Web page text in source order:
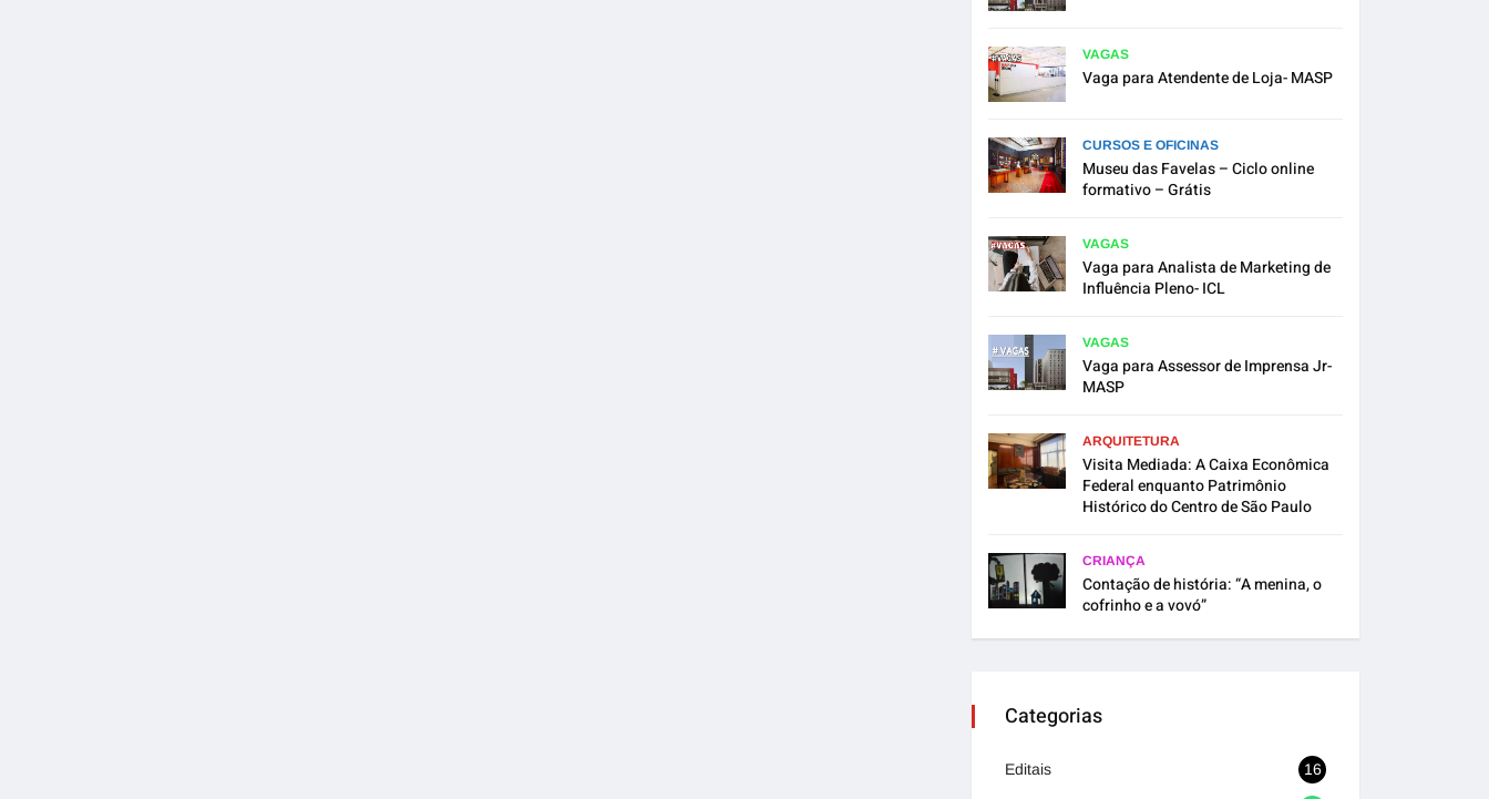
VAGAS
Vaga para Atendente de Loja- MASP
CURSOS E OFICINAS
Museu das Favelas – Ciclo online
formativo – Grátis
VAGAS
Vaga para Analista de Marketing de
Influência Pleno- ICL
VAGAS
Vaga para Assessor de Imprensa Jr-
MASP
ARQUITETURA
Visita Mediada: A Caixa Econômica
Federal enquanto Patrimônio
Histórico do Centro de São Paulo
CRIANÇA
Contação de história: “A menina, o
cofrinho e a vovó”
Categorias
Editais 16